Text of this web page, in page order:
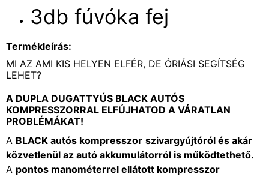
3db fúvóka fej
Termékleírás:
MI AZ AMI KIS HELYEN ELFÉR, DE ÓRIÁSI SEGÍTSÉG
LEHET?
A DUPLA DUGATTYÚS BLACK AUTÓS
KOMPRESSZORRAL ELFÚJHATOD A VÁRATLAN
PROBLÉMÁKAT!
A BLACK autós kompresszor szivargyújtóról és akár
közvetlenül az autó akkumulátorról is működtethető.
A pontos manométerrel ellátott kompresszor